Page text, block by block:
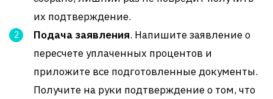
их подтверждение.
Подача заявления. Напишите заявление о
пересчете уплаченных процентов и
приложите все подготовленные документы.
Получите на руки подтверждение о том, что